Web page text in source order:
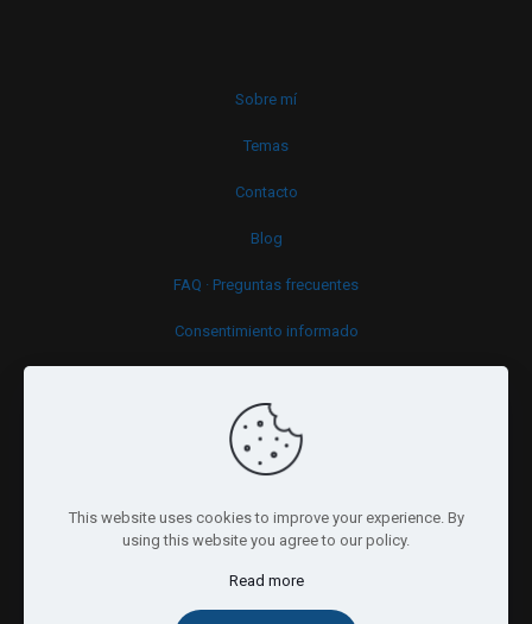
Sobre mí
Temas
Contacto
Blog
FAQ · Preguntas frecuentes
Consentimiento informado
© 2026 Psi.brussels. All Rights Reserved.
This website uses cookies to improve your experience. By
using this website you agree to our policy.
Read more